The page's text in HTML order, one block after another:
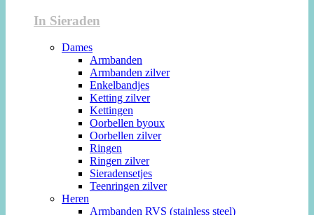
In Sieraden
Dames
Armbanden
Armbanden zilver
Enkelbandjes
Ketting zilver
Kettingen
Oorbellen byoux
Oorbellen zilver
Ringen
Ringen zilver
Sieradensetjes
Teenringen zilver
Heren
Armbanden RVS (stainless steel)